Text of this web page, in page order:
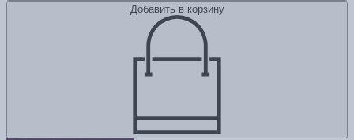
Добавить в корзину